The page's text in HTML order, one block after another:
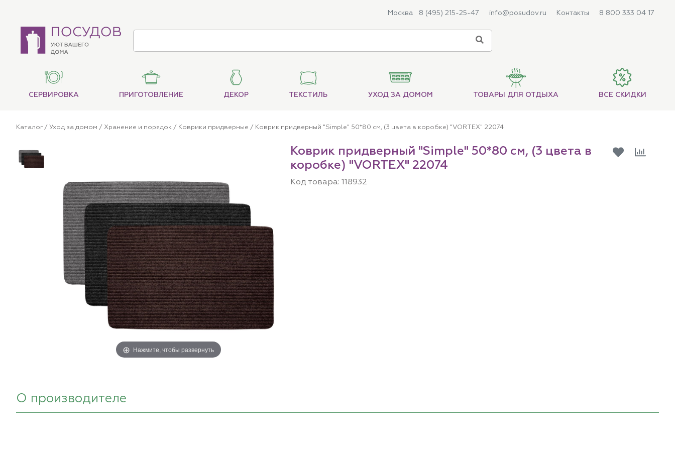
Москва 8 (495) 215-25-47 info@posudov.ru Контакты 8 800 333 04 17
СЕРВИРОВКА ПРИГОТОВЛЕНИЕ ДЕКОР ТЕКСТИЛЬ УХОД ЗА ДОМОМ ТОВАРЫ ДЛЯ ОТДЫХА ВСЕ СКИДКИ
Каталог/ Уход за домом / Хранение и порядок / Коврики придверные / Коврик придверный "Simple" 50*80 см, (3 цвета в коробке) "VORTEX" 22074
Нажмите, чтобы развернуть
Коврик придверный "Simple" 50*80 см, (3 цвета в
коробке) "VORTEX" 22074
Код товара: 118932
О производителе